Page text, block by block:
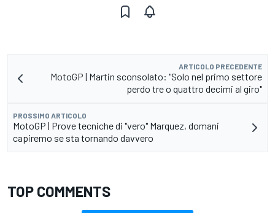
ARTICOLO PRECEDENTE
MotoGP | Martin sconsolato: "Solo nel primo settore
perdo tre o quattro decimi al giro"
PROSSIMO ARTICOLO
MotoGP | Prove tecniche di "vero" Marquez, domani
capiremo se sta tornando davvero
TOP COMMENTS